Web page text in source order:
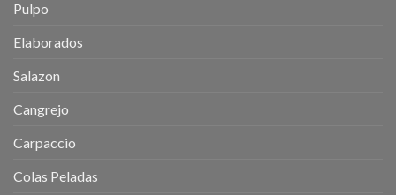
Pulpo
Elaborados
Salazon
Cangrejo
Carpaccio
Colas Peladas